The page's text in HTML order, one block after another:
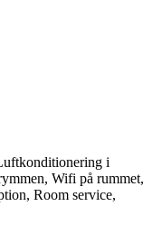
i
Wifi på rummet,
Room service,